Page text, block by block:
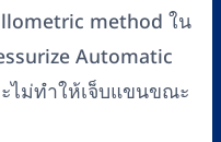
method ใน
Automatic
ไม่ทำให้เจ็บแขนขณะ